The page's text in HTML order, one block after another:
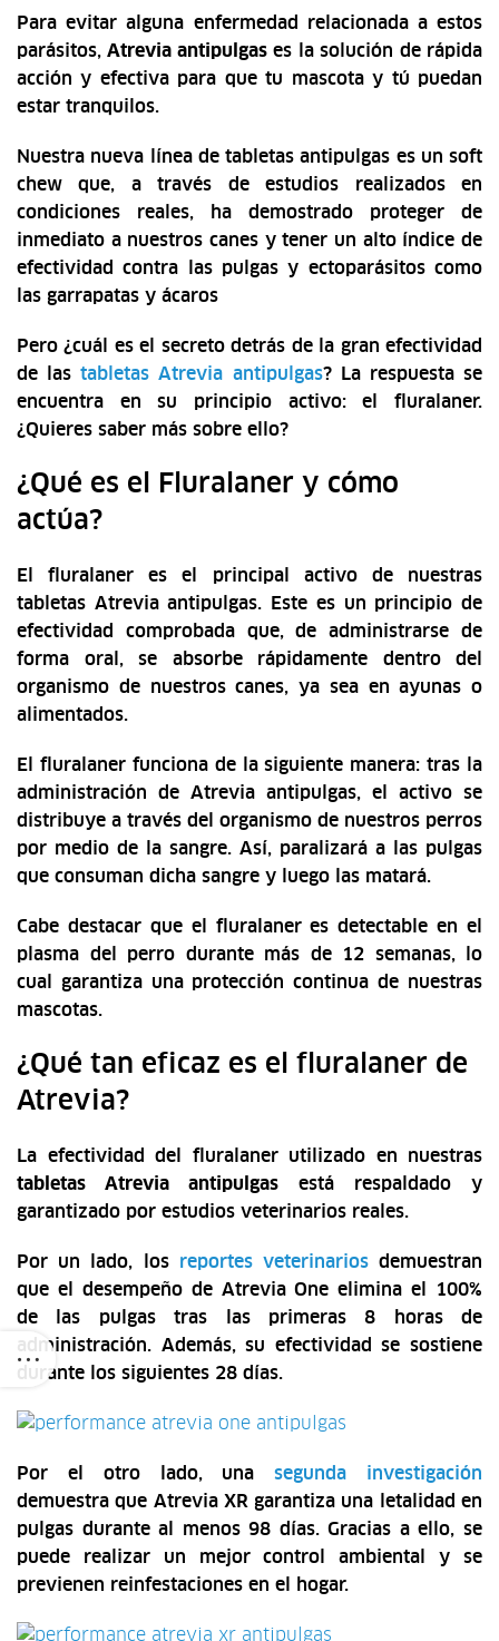
Para evitar alguna enfermedad relacionada a estos
parásitos,Atrevia antipulgases la solución de rápida
acción y efectiva para que tu mascota y tú puedan
estar tranquilos.
Nuestra nueva línea de tabletas antipulgas es un soft
chew que, a través de estudios realizados en
condiciones reales, ha demostrado proteger de
inmediato a nuestros canes y tener un alto índice de
efectividad contra las pulgas y ectoparásitos como
las garrapatas y ácaros
Pero ¿cuál es el secreto detrás de la gran efectividad
de lastabletas Atrevia antipulgas? La respuesta se
encuentra en su principio activo: el fluralaner.
¿Quieres saber más sobre ello?
¿Qué es el Fluralaner y cómo
actúa?
El fluralaner es el principal activo de nuestras
tabletas Atrevia antipulgas. Este es un principio de
efectividad comprobada que, de administrarse de
forma oral, se absorbe rápidamente dentro del
organismo de nuestros canes, ya sea en ayunas o
alimentados.
El fluralaner funciona de la siguiente manera: tras la
administración de Atrevia antipulgas, el activo se
distribuye a través del organismo de nuestros perros
por medio de la sangre. Así, paralizará a las pulgas
que consuman dicha sangre y luego las matará.
Cabe destacar que el fluralaner es detectable en el
plasma del perro durante más de 12 semanas, lo
cual garantiza una protección continua de nuestras
mascotas.
¿Qué tan eficaz es el fluralaner de
Atrevia?
La efectividad del fluralaner utilizado en nuestras
tabletas Atrevia antipulgas está respaldado y
garantizado por estudios veterinarios reales.
Por un lado, los reportes veterinariosdemuestran
que el desempeño de Atrevia One elimina el 100%
de las pulgas tras las primeras 8 horas de
administración. Además, su efectividad se sostiene
durante los siguientes 28 días.
Por el otro lado, unasegunda investigación
demuestra que Atrevia XR garantiza una letalidad en
pulgas durante al menos 98 días. Gracias a ello, se
puede realizar un mejor control ambiental y se
previenen reinfestaciones en el hogar.